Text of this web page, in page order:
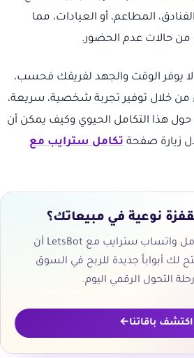
المطاعم، أو العيادات، مما
من حالات عدم الحضور.
يوفر الوقت والجهد لفريقك فحسب،
من خلال توفير تجربة شخصية، سريعة،
هذا التكامل الحيوي وكيف يمكن أن
زيارة صفحة تكامل سترايب مع
نوعية في مبيعاتك؟
اكتشف كيف يمكن لتكامل واتساب سترايب مع LetsBot أن
لك أبواباً جديدة للربح في السوق
التحول الرقمي اليوم.
اكتشف باقاتنا